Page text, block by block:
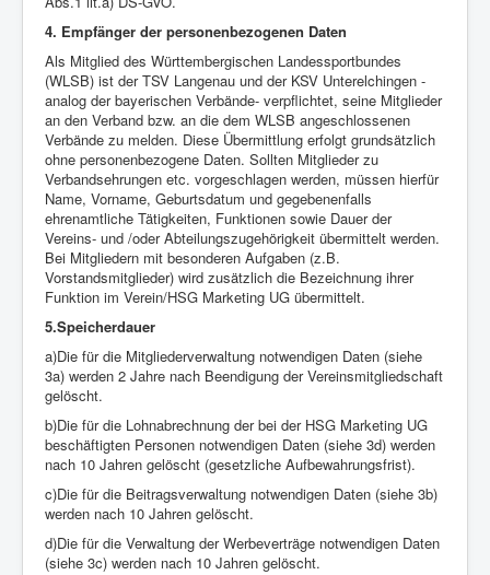
4. Empfänger der personenbezogenen Daten
Als Mitglied des Württembergischen Landessportbundes
(WLSB) ist der TSV Langenau und der KSV Unterelchingen -
analog der bayerischen Verbände- verpflichtet, seine Mitglieder
an den Verband bzw. an die dem WLSB angeschlossenen
Verbände zu melden. Diese Übermittlung erfolgt grundsätzlich
ohne personenbezogene Daten. Sollten Mitglieder zu
Verbandsehrungen etc. vorgeschlagen werden, müssen hierfür
Name, Vorname, Geburtsdatum und gegebenenfalls
ehrenamtliche Tätigkeiten, Funktionen sowie Dauer der
Vereins- und /oder Abteilungszugehörigkeit übermittelt werden.
Bei Mitgliedern mit besonderen Aufgaben (z.B.
Vorstandsmitglieder) wird zusätzlich die Bezeichnung ihrer
Funktion im Verein/HSG Marketing UG übermittelt.
5.Speicherdauer
a)Die für die Mitgliederverwaltung notwendigen Daten (siehe
3a) werden 2 Jahre nach Beendigung der Vereinsmitgliedschaft
gelöscht.
b)Die für die Lohnabrechnung der bei der HSG Marketing UG
beschäftigten Personen notwendigen Daten (siehe 3d) werden
nach 10 Jahren gelöscht (gesetzliche Aufbewahrungsfrist).
c)Die für die Beitragsverwaltung notwendigen Daten (siehe 3b)
werden nach 10 Jahren gelöscht.
d)Die für die Verwaltung der Werbeverträge notwendigen Daten
(siehe 3c) werden nach 10 Jahren gelöscht.